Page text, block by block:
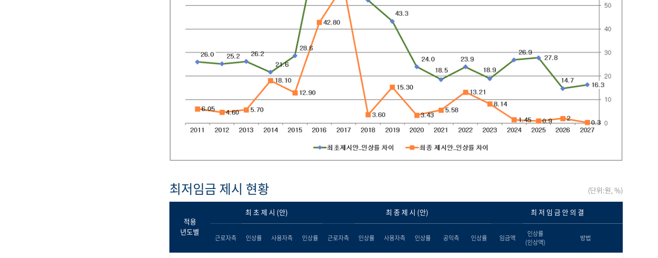
최저임금 제시 현황 (단위:원, %)
적용
년도별
최 초 제 시 (안) 최 종 제 시 (안) 최 저 임 금 안 의 결
근로자측 인상률 사용자측 인상률 근로자측 인상률 사용자측 인상률 공익측 인상률 임금액
인상률
(인상액)
방법